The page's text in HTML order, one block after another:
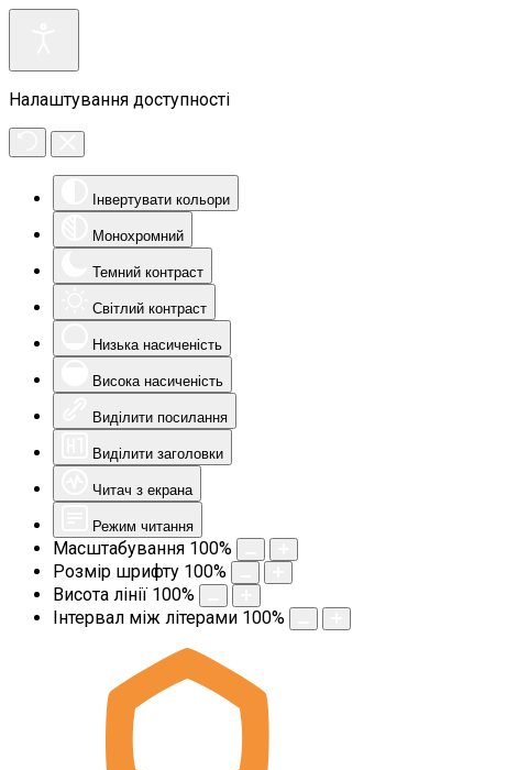
Налаштування доступності
Інвертувати кольори
Монохромний
Темний контраст
Світлий контраст
Низька насиченість
Висока насиченість
Виділити посилання
Виділити заголовки
Читач з екрана
Режим читання
Масштабування 100%
Розмір шрифту 100%
Висота лінії 100%
Інтервал між літерами 100%